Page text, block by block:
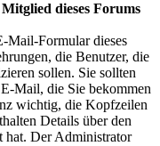
dieses Forums
Mail-Formular dieses
die Benutzer, die
sollen. Sie sollten
Mail, die Sie bekommen
wichtig, die Kopfzeilen
Details über den
hat. Der Administrator